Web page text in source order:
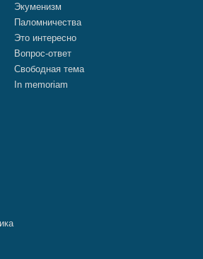
Экуменизм
Паломничества
Это интересно
Вопрос-ответ
Свободная тема
In memoriam